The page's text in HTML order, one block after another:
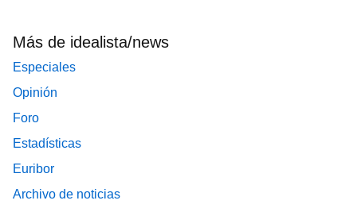
Más de idealista/news
Especiales
Opinión
Foro
Estadísticas
Euribor
Archivo de noticias